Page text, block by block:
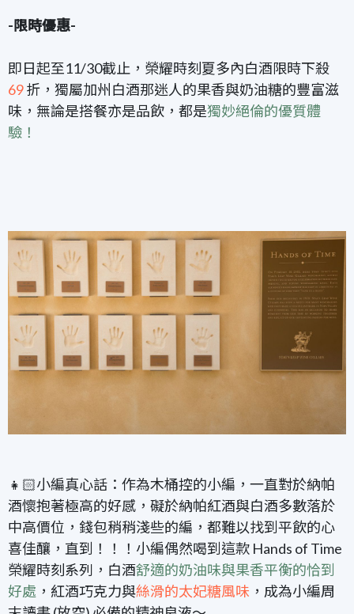
-限時優惠-
即日起至11/30截止 ，榮耀時刻夏多內白酒限時下殺
69折，獨屬加州白酒那迷人的果香與奶油糖的豐富滋
味 ，無論是搭餐亦是品飲，都是獨妙絕倫的優質體
驗！
👧🏻小編真心話 ：作為木桶控的小編，一直對於納帕
酒懷抱著極高的好感，礙於納帕紅酒與白酒多數落於
中高價位，錢包稍稍淺些的編，都難以找到平飲的心
喜佳釀，直到！！！小編偶然喝到這款 Hands of Time
榮耀時刻系列，白酒舒適的奶油味與果香平衡的恰到
好處 ，紅酒巧克力與絲滑的太妃糖風味 ，成為小編周